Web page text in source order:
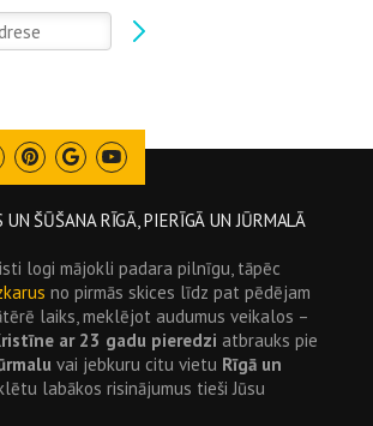
Pinterest
GoogleYoutube
ŠŪŠANA RĪGĀ, PIERĪGĀ UN JŪRMALĀ
logi mājokli padara pilnīgu, tāpēc
no pirmās skices līdz pat pēdējam
laiks, meklējot audumus veikalos –
ar 23 gadu pieredzi atbrauks pie
vai jebkuru citu vietu Rīgā un
labākos risinājumus tieši Jūsu